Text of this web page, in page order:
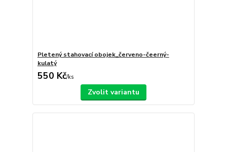
Pletený stahovací obojek_červeno-čeerný-
kulatý
550 Kč/ks
Zvolit variantu